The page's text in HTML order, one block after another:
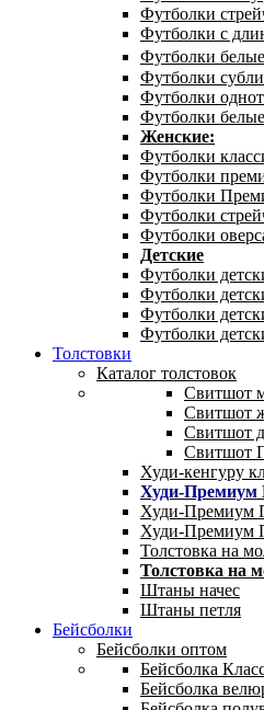
Футболки
Футболки с
Футболки
Футболки
Футболки
Футболки белые
Женские:
Футболки
Футболки
Футболки
Футболки
Футболки
Детские
Футболки
Футболки
Футболки
Футболки
Толстовки
Каталог толстовок
Свитшот
Свитшот
Свитшот
Свитшот
Худи-кенгуру
Худи-Премиум
Худи-Премиум
Худи-Премиум
Толстовка на
Толстовка на
Штаны начес
Штаны петля
Бейсболки
Бейсболки оптом
Бейсболка
Бейсболка